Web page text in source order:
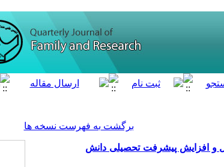
برگشت به فهرست نسخه ها
و افزایش پیشرفت تحصیلی دانش